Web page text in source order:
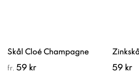
Skål Cloé Champagne
fr. 59 kr 59 kr